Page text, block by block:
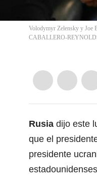
Volodymyr Zelensky y
CABALLERO-
Rusia dijo este
que el
presidente